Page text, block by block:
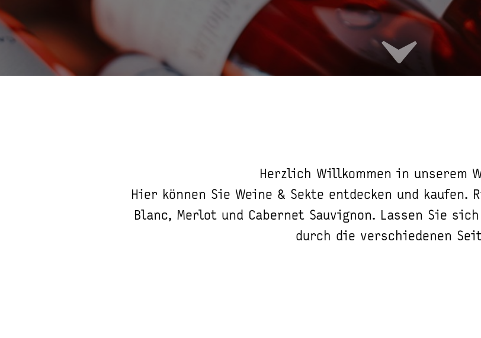
Herzlich Willkommen in unserem
Hier können Sie Weine & Sekte entdecken und kaufen.
Blanc, Merlot und Cabernet Sauvignon. Lassen Sie
durch die verschiedenen